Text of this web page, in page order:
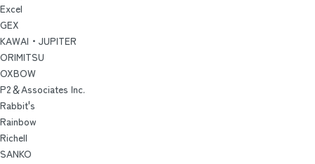
Excel
GEX
KAWAI・JUPITER
ORIMITSU
OXBOW
P2＆Associates Inc.
Rabbit's
Rainbow
Richell
SANKO